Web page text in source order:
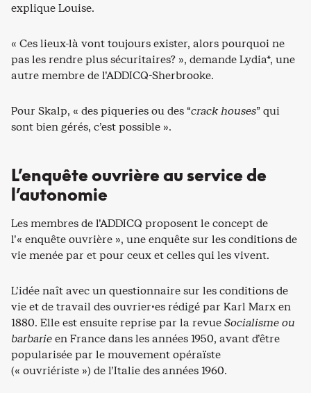
explique Louise.
« Ces lieux-là vont toujours exister, alors pourquoi ne
pas les rendre plus sécuritaires? », demande Lydia*, une
autre membre de l’ADDICQ-Sherbrooke.
Pour Skalp, « des piqueries ou des “crack houses” qui
sont bien gérés, c’est possible ».
L’enquête ouvrière au service de
l’autonomie
Les membres de l’ADDICQ proposent le concept de
l’« enquête ouvrière », une enquête sur les conditions de
vie menée par et pour ceux et celles qui les vivent.
L’idée naît avec un questionnaire sur les conditions de
vie et de travail des ouvrier·es rédigé par Karl Marx en
1880. Elle est ensuite reprise par la revueSocialisme ou
barbarieen France dans les années 1950, avant d’être
popularisée par le mouvement opéraïste
(« ouvriériste ») de l’Italie des années 1960.